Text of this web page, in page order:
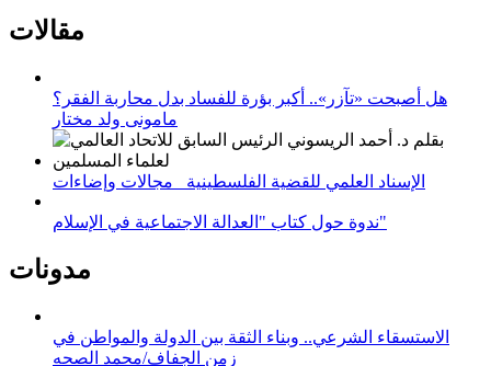
مقالات
هل أصبحت «تآزر».. أكبر بؤرة للفساد بدل محاربة الفقر؟
مامونى ولد مختار
الإسناد العلمي للقضية الفلسطينية_ مجالات وإضاءات
ندوة حول كتاب "العدالة الاجتماعية في الإسلام"
مدونات
الاستسقاء الشرعي.. وبناء الثقة بين الدولة والمواطن في
زمن الجفاف/محمد الصحه